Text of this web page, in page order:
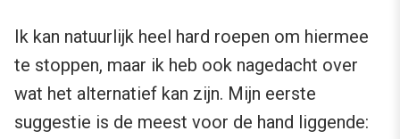
Ik kan natuurlijk heel hard roepen om hiermee
te stoppen, maar ik heb ook nagedacht over
wat het alternatief kan zijn. Mijn eerste
suggestie is de meest voor de hand liggende: